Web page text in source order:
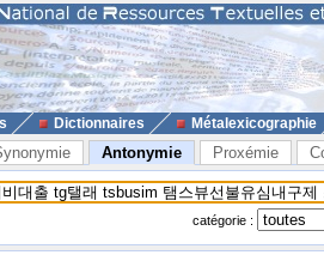
Dictionnaires Métalexicographie
Antonymie Proxémie
catégorie :